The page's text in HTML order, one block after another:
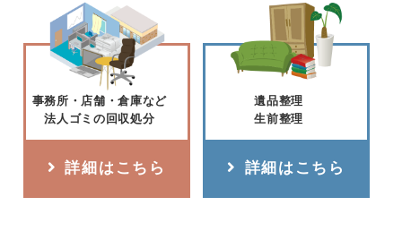
事務所・店舗・倉庫など
法人ゴミの回収処分
詳細はこちら
遺品整理
生前整理
詳細はこちら